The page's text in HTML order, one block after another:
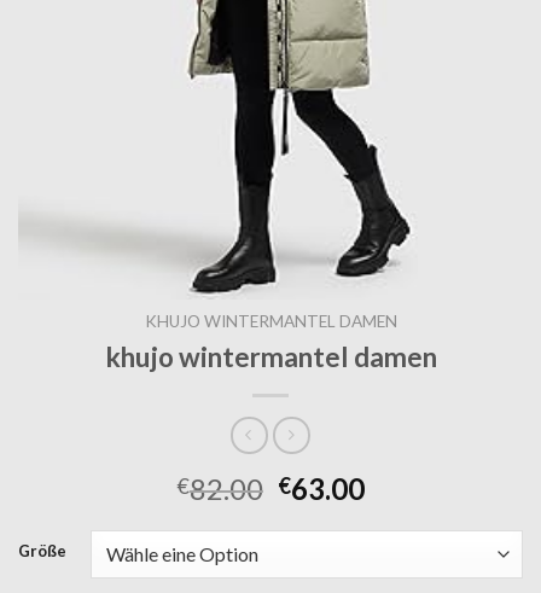
KHUJO WINTERMANTEL DAMEN
khujo wintermantel damen
€82.00 €63.00
Größe